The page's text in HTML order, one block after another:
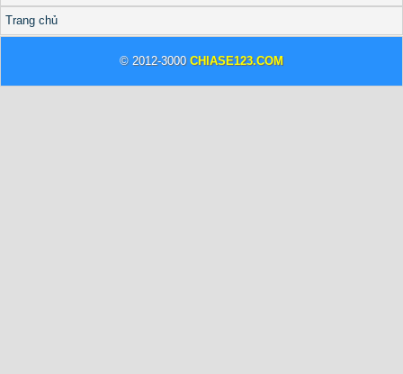
Trang chủ
© 2012-3000 CHIASE123.COM